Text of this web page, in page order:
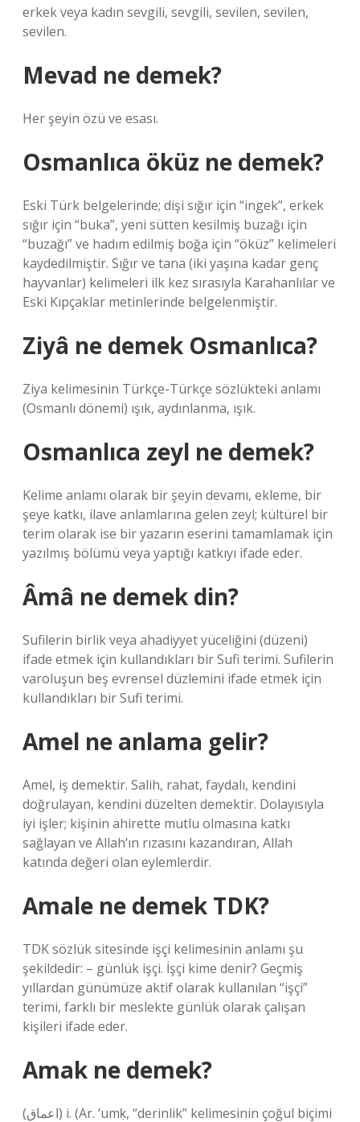
erkek veya kadın sevgili, sevgili, sevilen, sevilen,
sevilen.
Mevad ne demek?
Her şeyin özü ve esası.
Osmanlıca öküz ne demek?
Eski Türk belgelerinde; dişi sığır için “ingek”, erkek
sığır için “buka”, yeni sütten kesilmiş buzağı için
“buzağı” ve hadım edilmiş boğa için “öküz” kelimeleri
kaydedilmiştir. Sığır ve tana (iki yaşına kadar genç
hayvanlar) kelimeleri ilk kez sırasıyla Karahanlılar ve
Eski Kıpçaklar metinlerinde belgelenmiştir.
Ziyâ ne demek Osmanlıca?
Ziya kelimesinin Türkçe-Türkçe sözlükteki anlamı
(Osmanlı dönemi) ışık, aydınlanma, ışık.
Osmanlıca zeyl ne demek?
Kelime anlamı olarak bir şeyin devamı, ekleme, bir
şeye katkı, ilave anlamlarına gelen zeyl; kültürel bir
terim olarak ise bir yazarın eserini tamamlamak için
yazılmış bölümü veya yaptığı katkıyı ifade eder.
Âmâ ne demek din?
Sufilerin birlik veya ahadiyyet yüceliğini (düzeni)
ifade etmek için kullandıkları bir Sufi terimi. Sufilerin
varoluşun beş evrensel düzlemini ifade etmek için
kullandıkları bir Sufi terimi.
Amel ne anlama gelir?
Amel, iş demektir. Salih, rahat, faydalı, kendini
doğrulayan, kendini düzelten demektir. Dolayısıyla
iyi işler; kişinin ahirette mutlu olmasına katkı
sağlayan ve Allah’ın rızasını kazandıran, Allah
katında değeri olan eylemlerdir.
Amale ne demek TDK?
TDK sözlük sitesinde işçi kelimesinin anlamı şu
şekildedir: – günlük işçi. İşçi kime denir? Geçmiş
yıllardan günümüze aktif olarak kullanılan “işçi”
terimi, farklı bir meslekte günlük olarak çalışan
kişileri ifade eder.
Amak ne demek?
(ﺍﻋﻤﺎﻕ) i. (Ar. ‘umḳ, “derinlik” kelimesinin çoğul biçimi